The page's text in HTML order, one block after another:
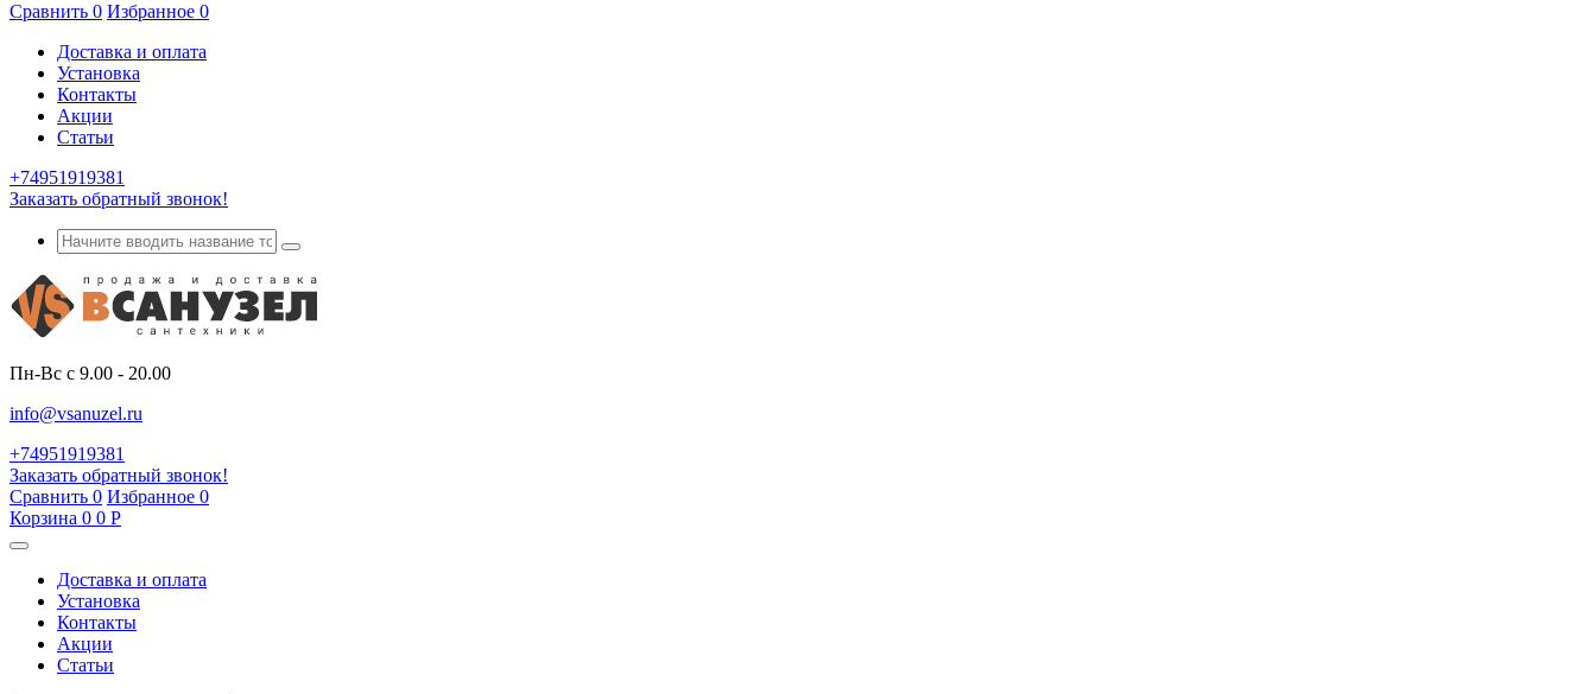
Сравнить 0 Избранное 0
Доставка и оплата
Установка
Контакты
Акции
Статьи
+74951919381
Заказать обратный звонок!
Пн-Вс с 9.00 - 20.00
info@vsanuzel.ru
+74951919381
Заказать обратный звонок!
Сравнить 0 Избранное 0
Корзина 0 0 Р
Доставка и оплата
Установка
Контакты
Акции
Статьи